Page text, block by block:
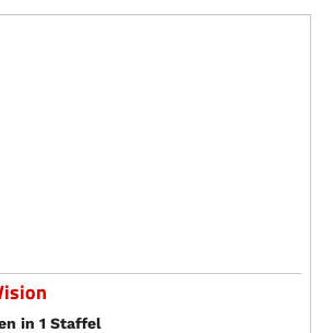
in 1 Staffel